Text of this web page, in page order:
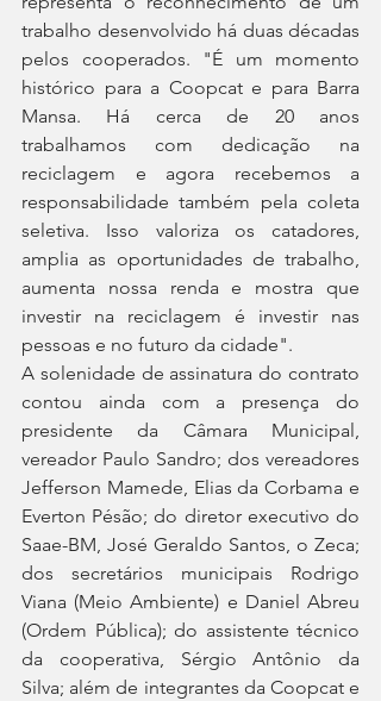
trabalho desenvolvido há duas décadas
pelos cooperados. "É um momento
histórico para a Coopcat e para Barra
Mansa. Há cerca de 20 anos
trabalhamos com dedicação na
reciclagem e agora recebemos a
responsabilidade também pela coleta
seletiva. Isso valoriza os catadores,
amplia as oportunidades de trabalho,
aumenta nossa renda e mostra que
investir na reciclagem é investir nas
pessoas e no futuro da cidade".
A solenidade de assinatura do contrato
contou ainda com a presença do
presidente da Câmara Municipal,
vereador Paulo Sandro; dos vereadores
Jefferson Mamede, Elias da Corbama e
Everton Pésão; do diretor executivo do
Saae-BM, José Geraldo Santos, o Zeca;
dos secretários municipais Rodrigo
Viana (Meio Ambiente) e Daniel Abreu
(Ordem Pública); do assistente técnico
da cooperativa, Sérgio Antônio da
Silva; além de integrantes da Coopcat e